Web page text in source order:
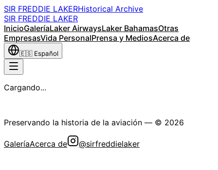
SIR FREDDIE LAKERHistorical Archive
SIR FREDDIE LAKER
InicioGaleríaLaker AirwaysLaker BahamasOtras
EmpresasVida PersonalPrensa y MediosAcerca de
🇪🇸 Español
Cargando...
Preservando la historia de la aviación — © 2026
GaleríaAcerca de @sirfreddielaker